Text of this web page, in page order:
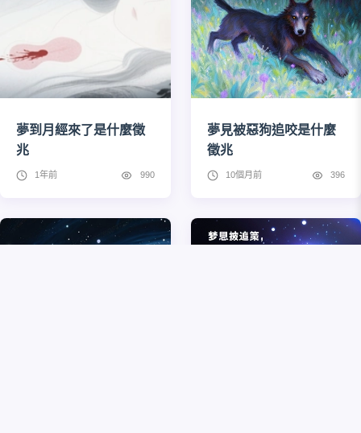
夢到月經來了是什麼徵
兆
1年前 990
夢見被惡狗追咬是什麼
徵兆
10個月前 396